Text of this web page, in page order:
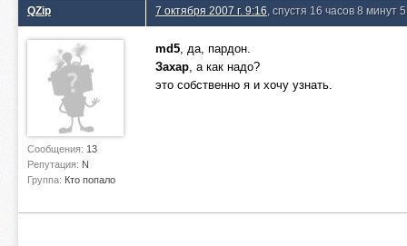
QZip
Сообщения: 13
Репутация: N
Группа: Кто попало
7 октября 2007 г. 9:16 , спустя 16 часов 8 минут
md5, да, пардон.
Захар, а как надо?
это собственно я и хочу узнать.